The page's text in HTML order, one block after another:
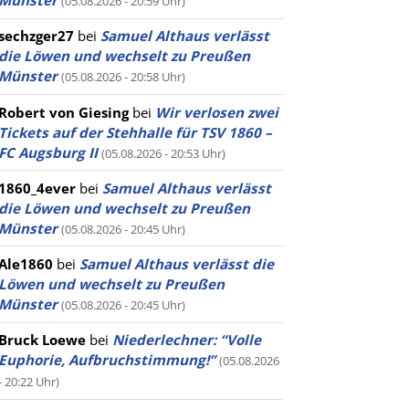
bei Samuel Althaus verlässt
Löwen und wechselt zu Preußen
(05.08.2026 - 20:58 Uhr)
von Giesingbei Wir verlosen zwei
auf der Stehhalle für TSV 1860 –
Augsburg II (05.08.2026 - 20:53 Uhr)
bei Samuel Althaus verlässt
Löwen und wechselt zu Preußen
(05.08.2026 - 20:45 Uhr)
bei Samuel Althaus verlässt die
und wechselt zu Preußen
(05.08.2026 - 20:45 Uhr)
Loewe bei Niederlechner: “Volle
Aufbruchstimmung!” (05.08.2026
20:22 Uhr)